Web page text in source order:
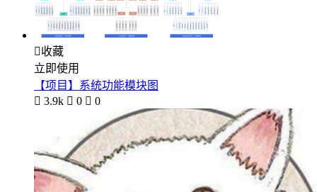
收藏
立即使用
【项目】系统功能模块图
 3.9k  0  0